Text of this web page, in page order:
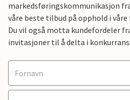
markedsføringskommunikasjon fra
våre beste tilbud på opphold i
Du vil også motta kundefordeler
invitasjoner til å delta i